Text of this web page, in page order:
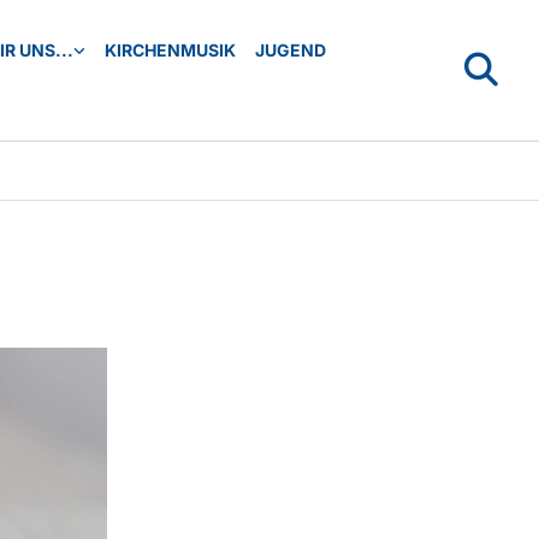
UNS... KIRCHENMUSIK JUGEND